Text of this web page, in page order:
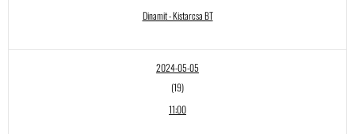
Dinamit - Kistarcsa BT
2024-05-05
(19)
11:00